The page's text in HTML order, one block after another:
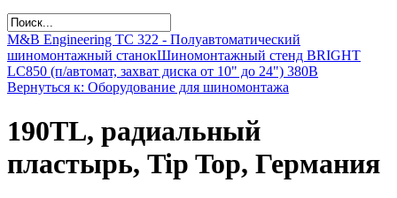
M&B Engineering TС 322 - Полуавтоматический
шиномонтажный станокШиномонтажный стенд BRIGHT
LC850 (п/автомат, захват диска от 10" до 24") 380В
Вернуться к: Оборудование для шиномонтажа
190TL, радиальный
пластырь, Tip Top, Германия